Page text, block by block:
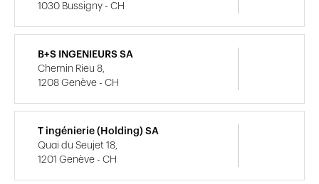
1030 Bussigny - CH
B+S INGENIEURS SA
Chemin Rieu 8,
1208 Genève - CH
T ingénierie (Holding) SA
Quai du Seujet 18,
1201 Genève - CH